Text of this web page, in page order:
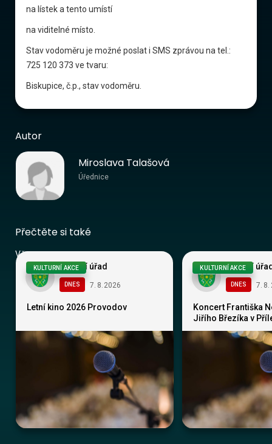
na lístek a tento umístí
na viditelné místo.
Stav vodoměru je možné poslat i SMS zprávou na tel.:
725 120 373 ve tvaru:
Biskupice, č.p., stav vodoměru.
Autor
Miroslava Talašová
Úřednice
Přečtěte si také
Vše
Obecní úřad
DNES 7 8 2026
Letní kino 2026 Provodov
KULTURNÍ AKCE Obecní
DNES 7 8
Koncert Františka
Jiřího Březíka v
KULTURNÍ AKCE